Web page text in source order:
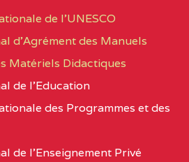
PROFESSIONNEL
(CEGEP) STE FOI BP
:4740 YAOUNDE
COLLEGE PANAFRICAIN
DE L'EXCELLENCE BP
de l’UNESCO
d’Agrément des Manuels
Matériels Didactiques
de l’Education
des Programmes et des
de l’Enseignement Privé